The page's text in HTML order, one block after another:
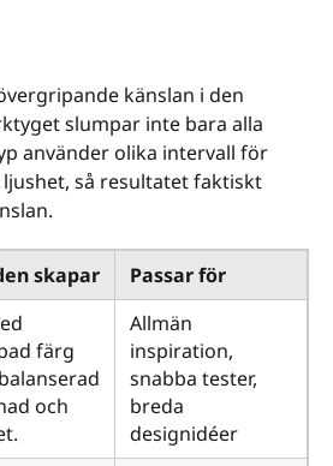
känslan i den
slumpar inte bara alla
använder olika intervall för
så resultatet faktiskt
skapar
Passar för
färg
och
Allmän
inspiration,
snabba tester,
breda
designidéer